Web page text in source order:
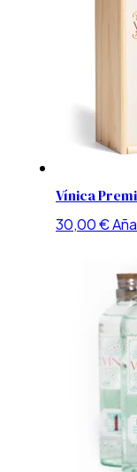
Vínica
30,00€